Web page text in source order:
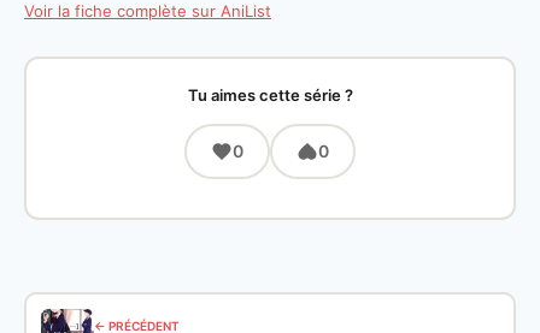
Voir la fiche complète sur AniList
Tu aimes cette série ?
0 0
← PRÉCÉDENT